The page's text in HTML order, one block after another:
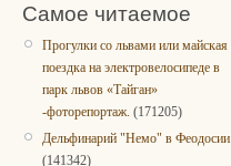
Самое читаемое
Прогулки со львами или майская
поездка на электровелосипеде в
парк львов «Тайган»
-фоторепортаж. (171205)
Дельфинарий "Немо" в Феодосии
(141342)